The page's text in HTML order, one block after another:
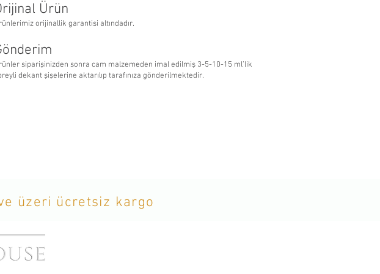
Ürün
orijinallik garantisi altındadır.
siparişinizden sonra cam malzemeden imal edilmiş 3-5-10-15 ml’lik
dekant şişelerine aktarılıp tarafınıza gönderilmektedir.
üzeri ücretsiz kargo